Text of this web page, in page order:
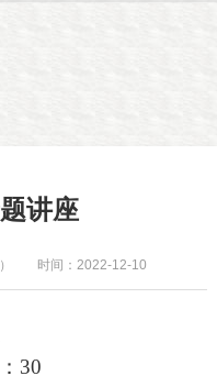
讲座
时间：2022-12-10
30